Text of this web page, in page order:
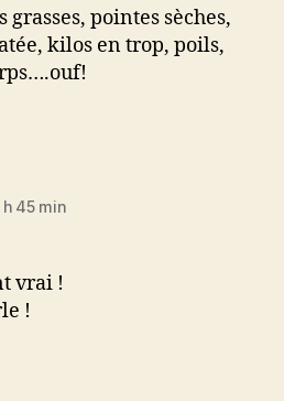
grasses, pointes sèches,
kilos en trop, poils,
45 min
vrai !
!